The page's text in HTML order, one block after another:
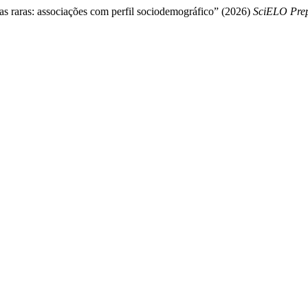
raras: associações com perfil sociodemográfico” (2026) SciELO